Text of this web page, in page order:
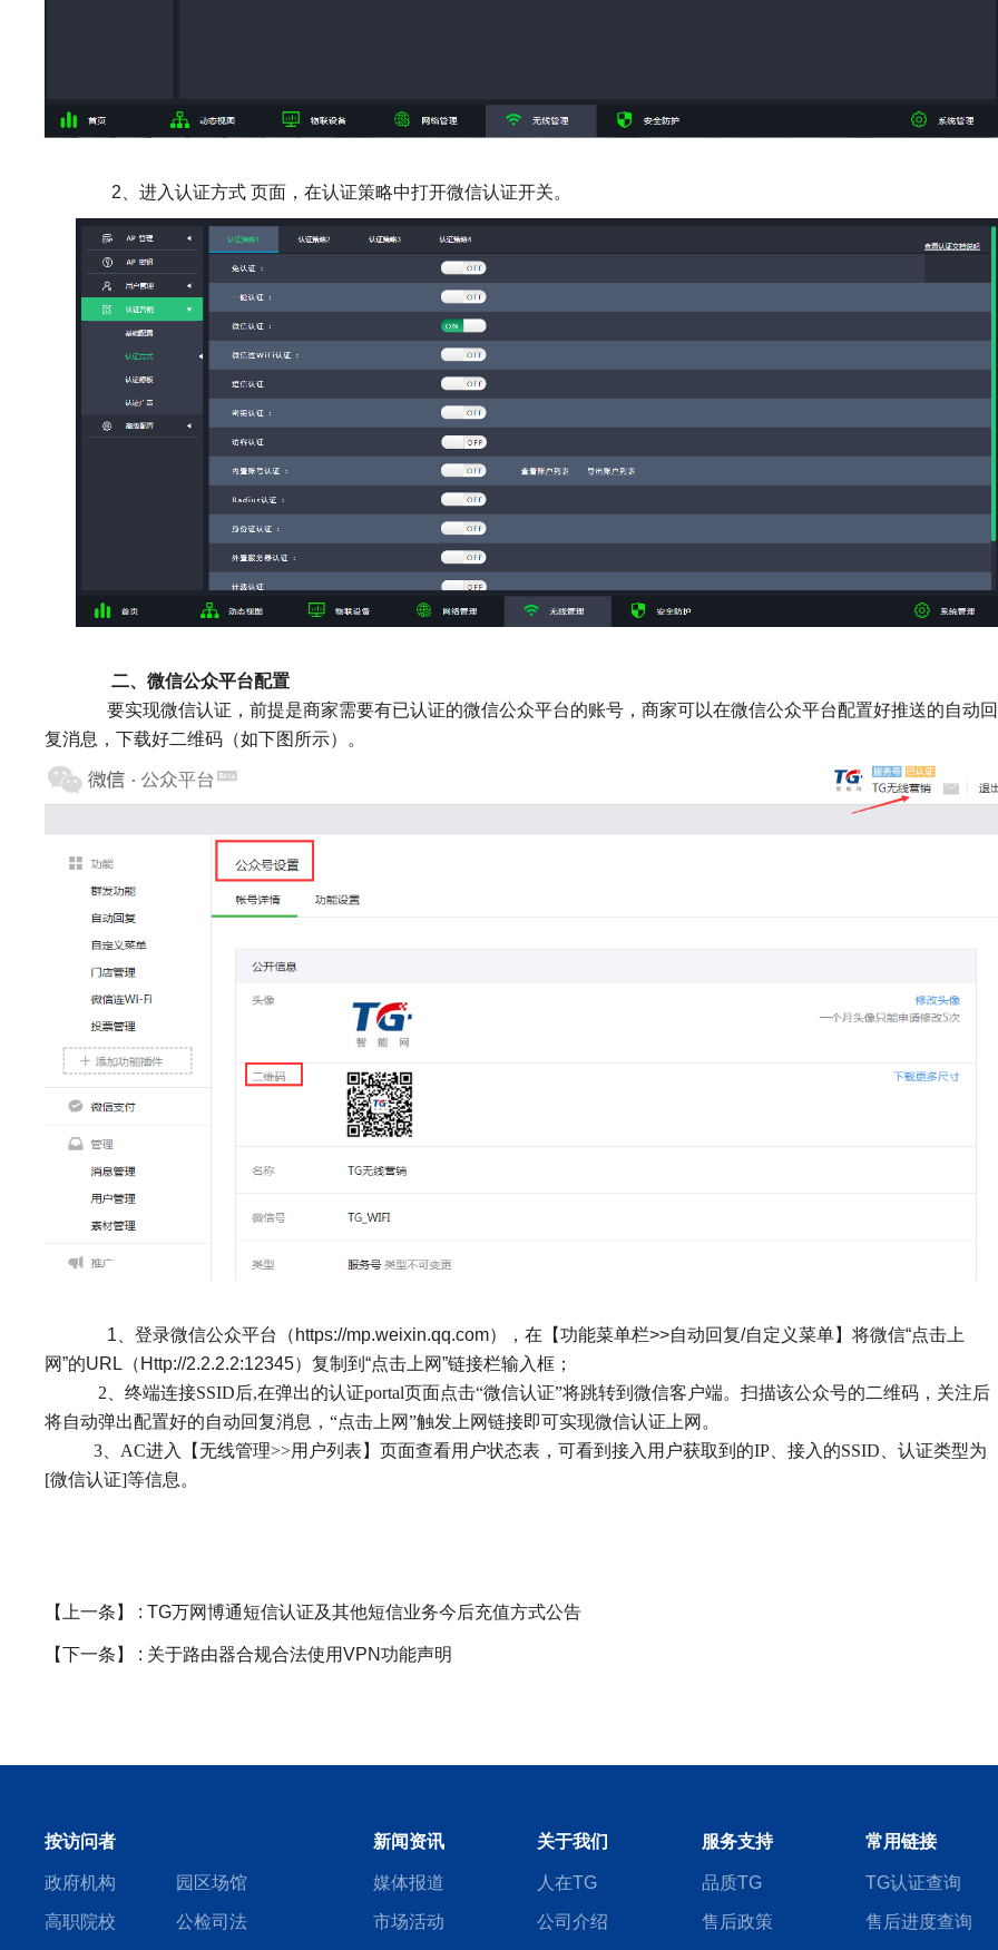
2、进入认证方式 页面，在认证策略中打开微信认证开关。
二、微信公众平台配置
要实现微信认证，前提是商家需要有已认证的微信公众平台的账号，商家可以在微信公众平台配置好推送的自动回
复消息，下载好二维码（如下图所示）。
1 、登录微信公众平台（ https://mp.weixin.qq.com），在【功能菜单栏>>自动回复/自定义菜单】将微信“点击上
网”的URL （ Http://2.2.2.2:12345）复制到“点击上网”链接栏输入框；
2 、终端连接SSID后,在弹出的认证portal页面点击“微信认证”将跳转到微信客户端。扫描该公众号的二维码，关注后
将自动弹出配置好的自动回复消息，“点击上网”触发上网链接即可实现微信认证上网。
3
AC进入【无线管理>>用户列表】页面查看用户状态表，可看到接入用户获取到的IP 、接入的SSID 、认证类型为
[微信认证]等信息。
【上一条】 :TG万网博通短信认证及其他短信业务今后充值方式公告
【下一条】 : 关于路由器合规合法使用VPN功能声明
按访问者
政府机构 园区场馆
高职院校 公检司法
新闻资讯
媒体报道
市场活动
关于我们
人在TG
公司介绍
服务支持
品质TG
售后政策
常用链接
TG认证查询
售后进度查询